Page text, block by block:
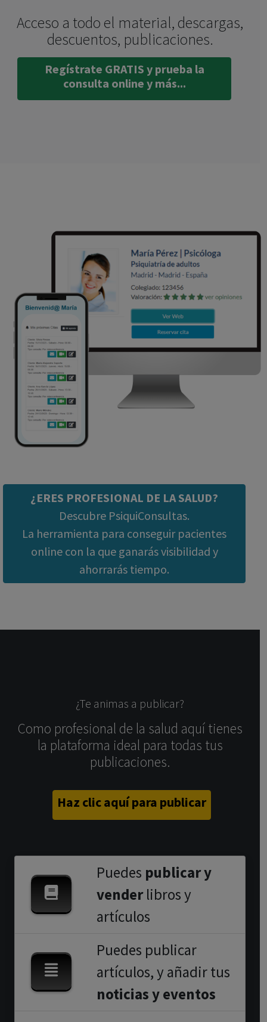
Acceso a todo el material, descargas,
descuentos, publicaciones.
Regístrate GRATIS y prueba la
consulta online y más...
¿ERES PROFESIONAL DE LA SALUD?
Descubre PsiquiConsultas.
La herramienta para conseguir pacientes
online con la que ganarás visibilidad y
ahorrarás tiempo.
¿Te animas a publicar?
Como profesional de la salud aquí tienes
la plataforma ideal para todas tus
publicaciones.
Haz clic aquí para publicar
Puedes publicar y
venderlibros y
artículos
Puedes publicar
artículos, y añadir tus
noticias y eventos